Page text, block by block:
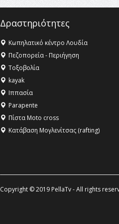
Δραστηριότητες
Κωπηλατικό κέντρο Λουδία
Πεζοπορεία - Περιήγηση
Τοξοβολία
kayak
Ιππασία
Parapente
Πίστα Moto cross
Κατάβαση Μογλενίτσας (rafting)
Copyright © 2019 PellaTv - All rights